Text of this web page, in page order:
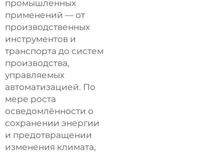
промышленных
применений — от
производственных
инструментов и
транспорта до систем
производства,
управляемых
автоматизацией. По
мере роста
осведомлённости о
сохранении энергии
и предотвращении
изменения климата,